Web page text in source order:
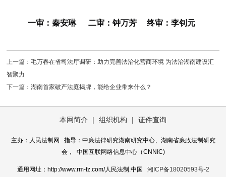
一审：秦安琳 二审：钟万芳 终审：李钊元
上一篇：毛万春在省司法厅调研：助力完善法治化营商环境 为法治湖南建设汇
智聚力
下一篇：湖南首家破产法庭揭牌，能给企业带来什么？
本网简介 | 组织机构 | 证件查询
主办：人民法制网 指导：中廉法律研究湖南研究中心、湖南省廉政法制研究
会， 中国互联网络信息中心（CNNIC)
通用网址：http://www.rm-fz.com/人民法制.中国 湘ICP备18020593号-2